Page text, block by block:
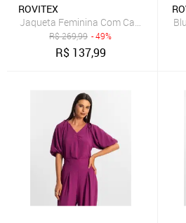
ROVITEX
Jaqueta Feminina Com Capuz
R$269,99 - 49%
R$ 137,99